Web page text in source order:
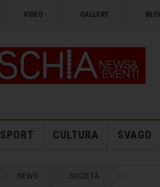
VIDEO GALLERY
SPORT CULTURA SVAGO
NEWS SOCIETÀ